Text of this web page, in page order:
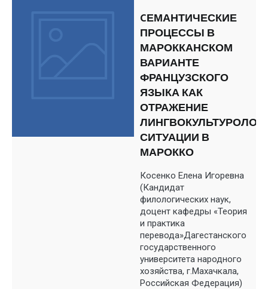
CЕМАНТИЧЕСКИЕ
ПРОЦЕССЫ В
МАРОККАНСКОМ
ВАРИАНТЕ
ФРАНЦУЗСКОГО
ЯЗЫКА КАК
ОТРАЖЕНИЕ
СИТУАЦИИ В
МАРОККО
Косенко Елена Игоревна
(Кандидат
филологических наук,
доцент кафедры «Теория
и практика
перевода»Дагестанского
государственного
университета народного
хозяйства, г.Махачкала,
Российская Федерация)